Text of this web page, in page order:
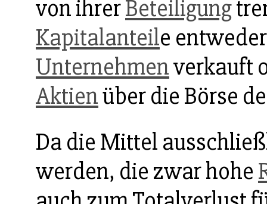
von ihrerBeteiligung
Kapitalanteile
Unternehmenverkauft
Aktienüber die Börse
Da die Mittel
werden, die zwar hohe